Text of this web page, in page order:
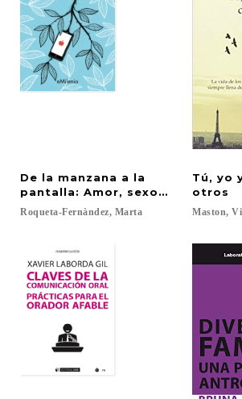
De la manzana a la
pantalla: Amor, sexo y deseo en
Roqueta-Fernàndez, Marta
Tú, yo
otros
Maston,